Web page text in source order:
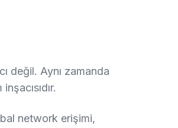
değil. Aynı zamanda
network erişimi,